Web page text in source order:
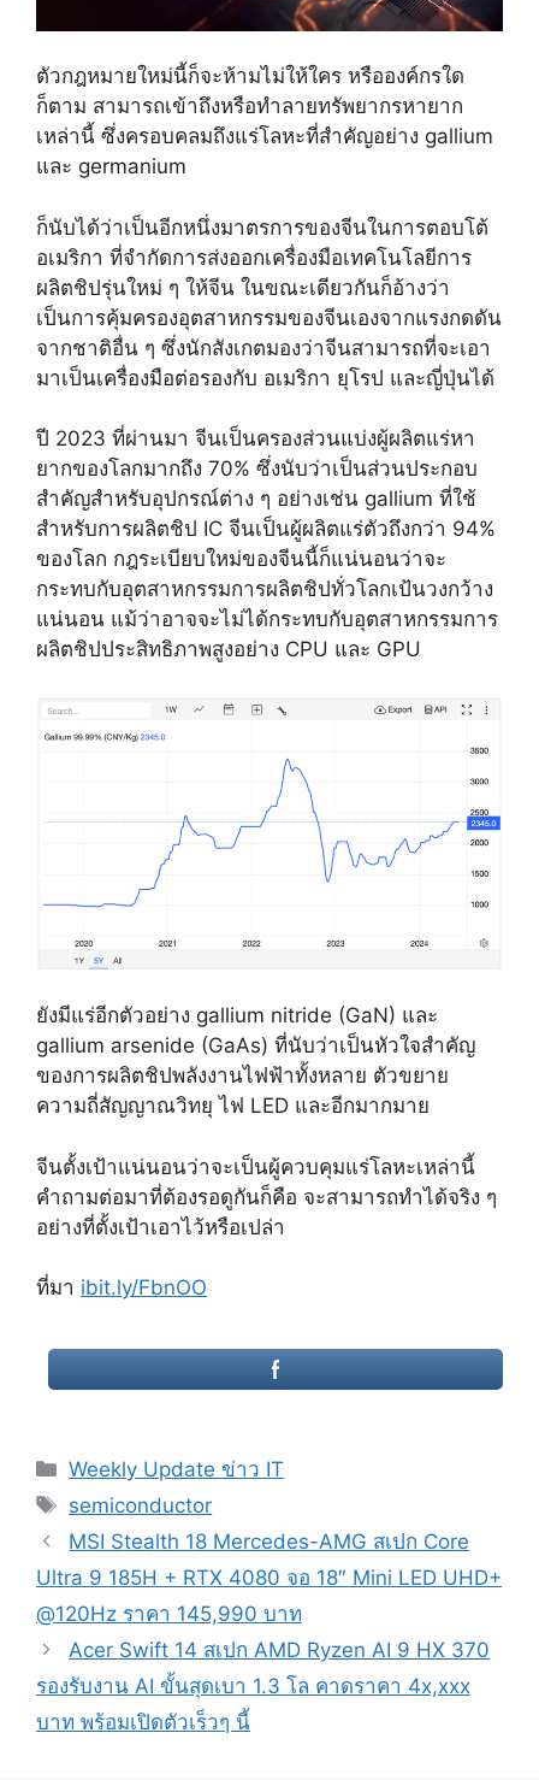
ตัวกฎหมายใหม่นี้ก็จะห้ามไม่ให้ใคร หรือองค์กรใด
ก็ตาม สามารถเข้าถึงหรือทำลายทรัพยากรหายาก
เหล่านี้ ซึ่งครอบคลมถึงแร่โลหะที่สำคัญอย่าง gallium
และ germanium
ก็นับได้ว่าเป็นอีกหนึ่งมาตรการของจีนในการตอบโต้
อเมริกา ที่จำกัดการส่งออกเครื่องมือเทคโนโลยีการ
ผลิตชิปรุ่นใหม่ ๆ ให้จีน ในขณะเดียวกันก็อ้างว่า
เป็นการคุ้มครองอุตสาหกรรมของจีนเองจากแรงกดดัน
จากชาติอื่น ๆ ซึ่งนักสังเกตมองว่าจีนสามารถที่จะเอา
มาเป็นเครื่องมือต่อรองกับ อเมริกา ยุโรป และญี่ปุ่นได้
ปี 2023 ที่ผ่านมา จีนเป็นครองส่วนแบ่งผู้ผลิตแร่หา
ยากของโลกมากถึง 70% ซึ่งนับว่าเป็นส่วนประกอบ
สำคัญสำหรับอุปกรณ์ต่าง ๆ อย่างเช่น gallium ที่ใช้
สำหรับการผลิตชิป IC จีนเป็นผู้ผลิตแร่ตัวถึงกว่า 94%
ของโลก กฎระเบียบใหม่ของจีนนี้ก็แน่นอนว่าจะ
กระทบกับอุตสาหกรรมการผลิตชิปทั่วโลกเป้นวงกว้าง
แน่นอน แม้ว่าอาจจะไม่ได้กระทบกับอุตสาหกรรมการ
ผลิตชิปประสิทธิภาพสูงอย่าง CPU และ GPU
ยังมีแร่อีกตัวอย่าง gallium nitride (GaN) และ
gallium arsenide (GaAs) ที่นับว่าเป็นหัวใจสำคัญ
ของการผลิตชิปพลังงานไฟฟ้าทั้งหลาย ตัวขยาย
ความถี่สัญญาณวิทยุ ไฟ LED และอีกมากมาย
จีนตั้งเป้าแน่นอนว่าจะเป็นผู้ควบคุมแร่โลหะเหล่านี้
คำถามต่อมาที่ต้องรอดูกันก็คือ จะสามารถทำได้จริง ๆ
อย่างที่ตั้งเป้าเอาไว้หรือเปล่า
ที่มา ibit.ly/FbnOO
Categories
Weekly Update ข่าว IT
Tags
semiconductor
Post
navigation
MSI Stealth 18 Mercedes-AMG สเปก Core
Ultra 9 185H + RTX 4080 จอ 18″ Mini LED UHD+
@120Hz ราคา 145,990 บาท
Acer Swift 14 สเปก AMD Ryzen AI 9 HX 370
รองรับงาน AI ขั้นสุดเบา 1.3 โล คาดราคา 4x,xxx
บาท พร้อมเปิดตัวเร็วๆ นี้